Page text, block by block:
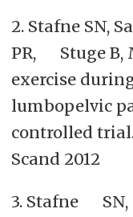
2. Stafne SN,
PR, Stuge B,
exercise
lumbopelvic
controlled
Scand 2012
3. Stafne SN,